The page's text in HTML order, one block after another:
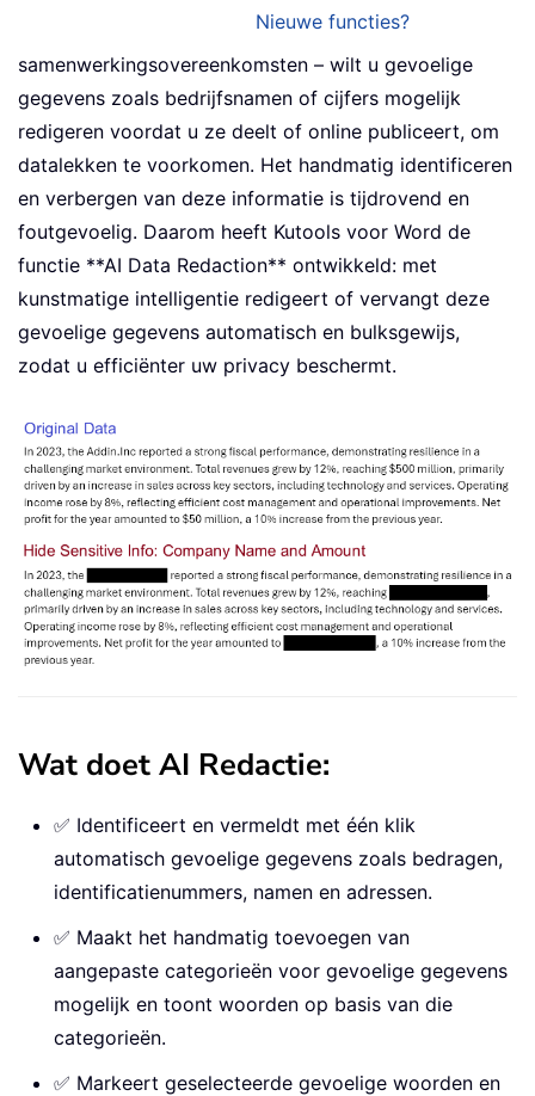
Nieuwe functies?
samenwerkingsovereenkomsten – wilt u gevoelige
gegevens zoals bedrijfsnamen of cijfers mogelijk
redigeren voordat u ze deelt of online publiceert, om
datalekken te voorkomen. Het handmatig identificeren
en verbergen van deze informatie is tijdrovend en
foutgevoelig. Daarom heeft Kutools voor Word de
functie **AI Data Redaction** ontwikkeld: met
kunstmatige intelligentie redigeert of vervangt deze
gevoelige gegevens automatisch en bulksgewijs,
zodat u efficiënter uw privacy beschermt.
Wat doet AI Redactie:
✅ Identificeert en vermeldt met één klik
automatisch gevoelige gegevens zoals bedragen,
identificatienummers, namen en adressen.
✅ Maakt het handmatig toevoegen van
aangepaste categorieën voor gevoelige gegevens
mogelijk en toont woorden op basis van die
categorieën.
✅ Markeert geselecteerde gevoelige woorden en